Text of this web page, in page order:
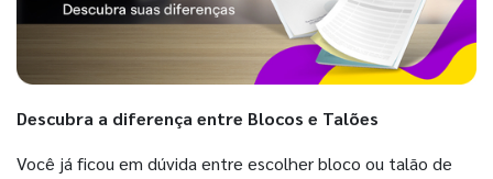
Descubra a diferença entre Blocos e Talões
Você já ficou em dúvida entre escolher bloco ou talão de